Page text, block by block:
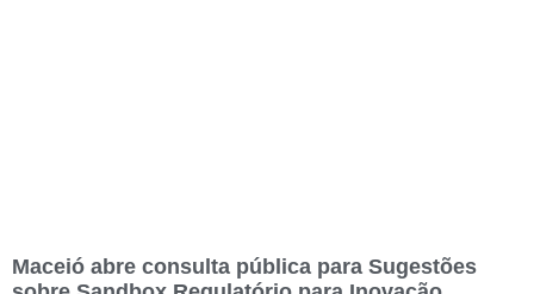
Maceió abre consulta pública para Sugestões